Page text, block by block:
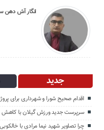
دهن سوزی هم نیست!
مهدی
جدید
اقدام صحیح شورا و شهرداری برای
سرپرست جدید ورزش گیلان با کاهش
چرا تصاویر شهید نیما مرادی با